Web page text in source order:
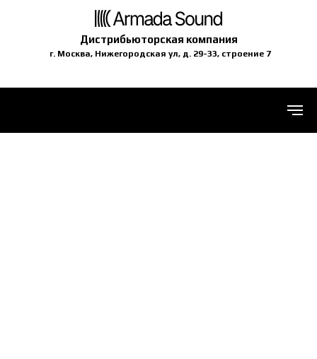
Дистрибьюторская компания
г. Москва, Нижегородская ул, д. 29-33, строение 7